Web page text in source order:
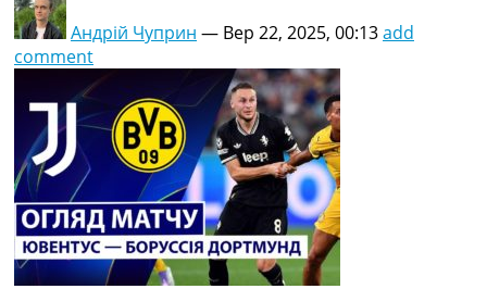
Андрій Чуприн — Вер 22, 2025, 00:13add
comment